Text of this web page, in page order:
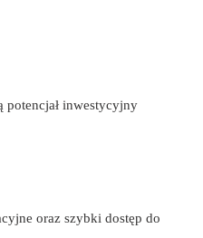
potencjał inwestycyjny
oraz szybki dostęp do